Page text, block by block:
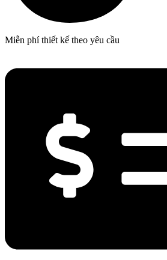
Miễn phí thiết kế theo yêu cầu